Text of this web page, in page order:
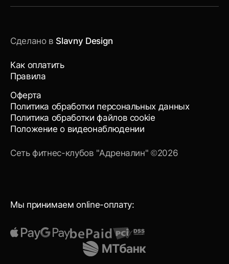
Мы принимаем online-оплату:
Сделано в Slavny Design
Как оплатить
Правила
Оферта
Политика обработки персональных данных
Политика обработки файлов cookie
Положение о видеонаблюдении
Сеть фитнес-клубов "Адреналин" ©2026